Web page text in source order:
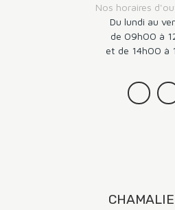
Nos horaires
Du lundi au
de 09h00 à
et de 14h00 à